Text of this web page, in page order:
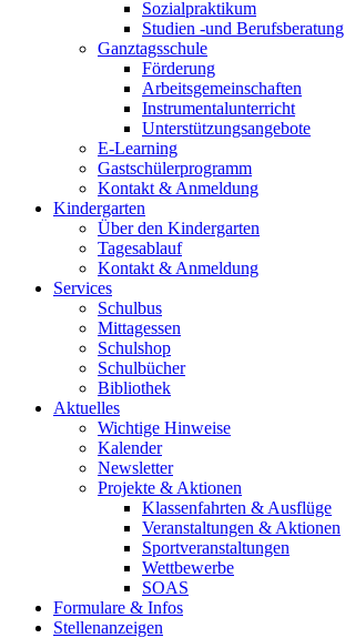
Sozialpraktikum
Studien -und Berufsberatung
Ganztagsschule
Förderung
Arbeitsgemeinschaften
Instrumentalunterricht
Unterstützungsangebote
E-Learning
Gastschülerprogramm
Kontakt & Anmeldung
Kindergarten
Über den Kindergarten
Tagesablauf
Kontakt & Anmeldung
Services
Schulbus
Mittagessen
Schulshop
Schulbücher
Bibliothek
Aktuelles
Wichtige Hinweise
Kalender
Newsletter
Projekte & Aktionen
Klassenfahrten & Ausflüge
Veranstaltungen & Aktionen
Sportveranstaltungen
Wettbewerbe
SOAS
Formulare & Infos
Stellenanzeigen